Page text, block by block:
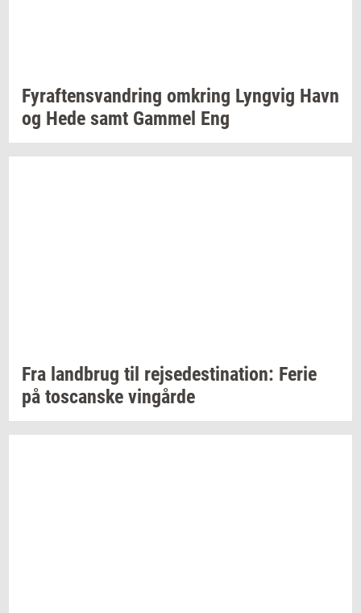
Fyraf­tensvan­dring om­kring Lyng­vig Havn
og Hede samt Gam­mel Eng
Fra land­brug til rej­se­desti­na­tion: Ferie
på toscan­ske vin­går­de